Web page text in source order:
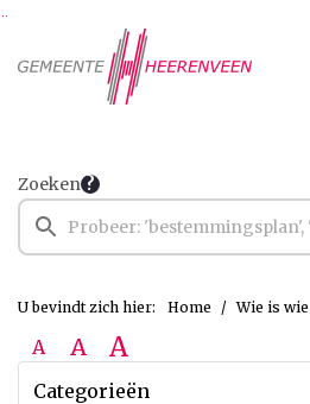
Ga naar de inhoud van deze pagina
Ga naar het zoeken
Ga naar het menu
Zoeken
U bevindt zich hier: Home Wie is wie
A A A
Categorieën